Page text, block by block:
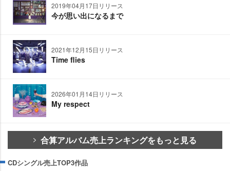
2019年04月17日リリース
今が思い出になるまで
2021年12月15日リリース
Time flies
2026年01月14日リリース
My respect
合算アルバム売上ランキングをもっと見る
CDシングル売上TOP3作品